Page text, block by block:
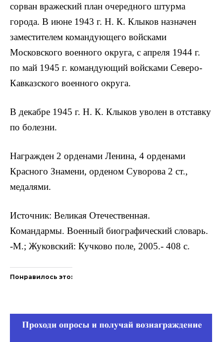
сорван вражеский план очередного штурма
города. В июне 1943 г. Н. К. Клыков назначен
заместителем командующего войсками
Московского военного округа, с апреля 1944 г.
по май 1945 г. командующий войсками Северо-
Кавказского военного округа.
В декабре 1945 г. Н. К. Клыков уволен в отставку
по болезни.
Награжден 2 орденами Ленина, 4 орденами
Красного Знамени, орденом Суворова 2 ст.,
медалями.
Источник: Великая Отечественная.
Командармы. Военный биографический словарь.
-М.; Жуковский: Кучково поле, 2005.- 408 с.
Понравилось это: